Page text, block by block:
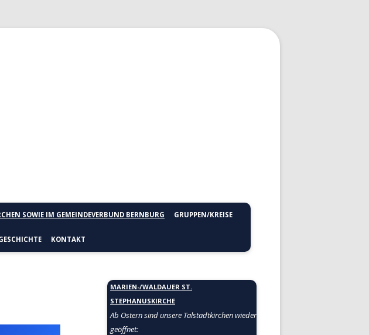
content
SOWIE IM GEMEINDEVERBUND BERNBURG GRUPPEN/KREISE
KONTAKT
MARIEN-/WALDAUER ST.
STEPHANUSKIRCHE
Ab Ostern sind unsere Talstadtkirchenwieder
geöffnet: